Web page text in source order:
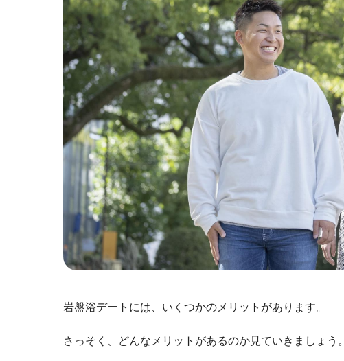
岩盤浴デートには、いくつかのメリットがあります。
さっそく、どんなメリットがあるのか見ていきましょう。